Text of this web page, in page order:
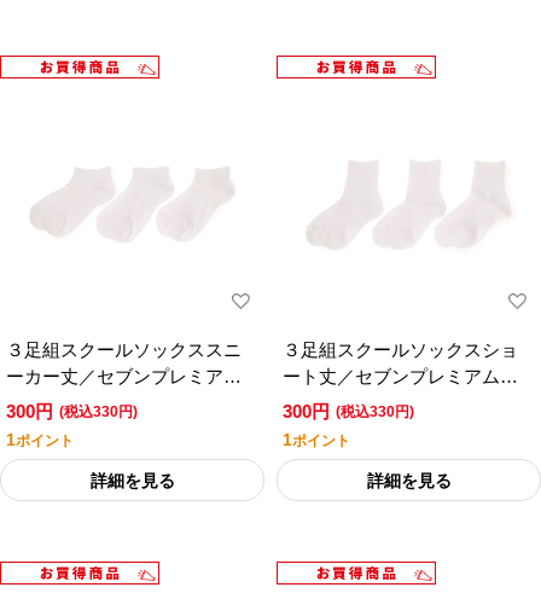
３足組スクールソックススニ
ーカー丈／セブンプレミアム
ライフスタイル
300円 (税込330円)
1ポイント
詳細を見る
３足組スクールソックスショ
ート丈／セブンプレミアムラ
イフスタイル ホワイト（１
４－１６ｃｍ）のみ
300円 (税込330円)
1ポイント
詳細を見る